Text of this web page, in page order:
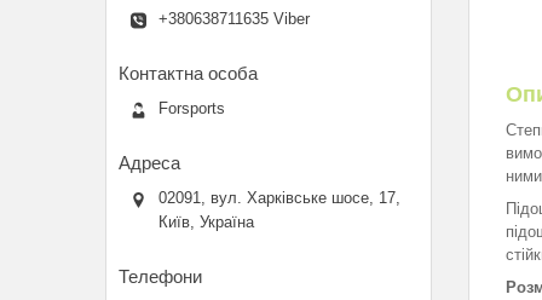
+380638711635 Viber
Forsports
02091, вул. Харківське шосе, 17,
Київ, Україна